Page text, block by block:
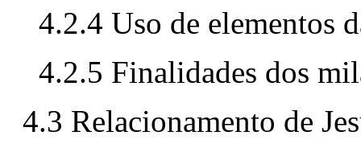
4.2.4 Uso de elementos
4.2.5 Finalidades dos
4.3 Relacionamento de